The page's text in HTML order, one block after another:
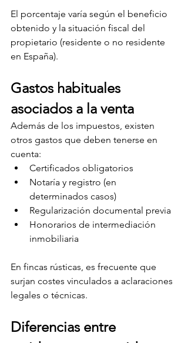
El porcentaje varía según el beneficio
obtenido y la situación fiscal del
propietario (residente o no residente
en España).
Gastos habituales
asociados a la venta
Además de los impuestos, existen
otros gastos que deben tenerse en
cuenta:
Certificados obligatorios
Notaría y registro (en
determinados casos)
Regularización documental previa
Honorarios de intermediación
inmobiliaria
En fincas rústicas, es frecuente que
surjan costes vinculados a aclaraciones
legales o técnicas.
Diferencias entre